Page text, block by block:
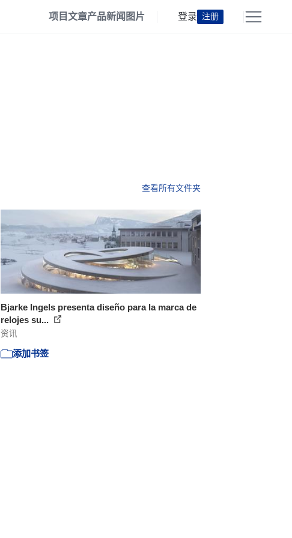
项目文章产品新闻 图片 登录 注册
查看所有文件夹
Bjarke Ingels presenta diseño para la marca de
relojes su...
资讯
添加书签